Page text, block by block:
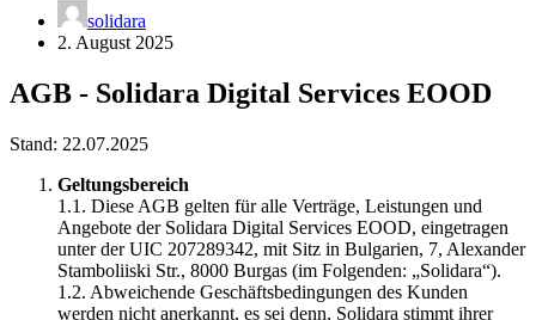
solidara
2. August 2025
AGB - Solidara Digital Services EOOD
Stand: 22.07.2025
Geltungsbereich
1.1. Diese AGB gelten für alle Verträge, Leistungen und
Angebote der Solidara Digital Services EOOD, eingetragen
unter der UIC 207289342, mit Sitz in Bulgarien, 7, Alexander
Stamboliiski Str., 8000 Burgas (im Folgenden: „Solidara“).
1.2. Abweichende Geschäftsbedingungen des Kunden
werden nicht anerkannt, es sei denn, Solidara stimmt ihrer